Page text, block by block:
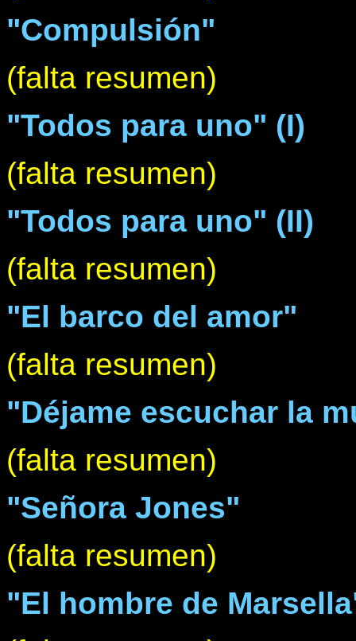
"Compulsión"
(falta resumen)
"Todos para uno" (I)
(falta resumen)
"Todos para uno" (II)
(falta resumen)
"El barco del amor"
(falta resumen)
"Déjame escuchar la
(falta resumen)
"Señora Jones"
(falta resumen)
"El hombre de